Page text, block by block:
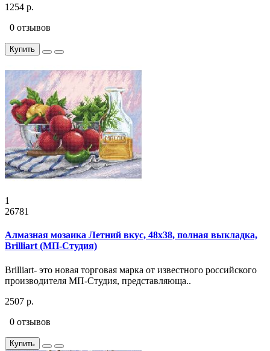
1254 р.
0 отзывов
Купить
1
26781
Алмазная мозаика Летний вкус, 48x38, полная выкладка,
Brilliart (МП-Студия)
Brilliart- это новая торговая марка от известного российского
производителя МП-Студия, представляюща..
2507 р.
0 отзывов
Купить